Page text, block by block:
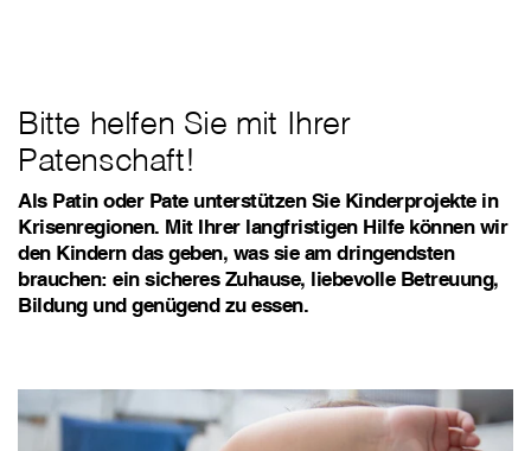
Bitte helfen Sie mit Ihrer
Patenschaft!
Als Patin oder Pate unterstützen Sie Kinderprojekte in
Krisenregionen. Mit Ihrer langfristigen Hilfe können wir
den Kindern das geben, was sie am dringendsten
brauchen: ein sicheres Zuhause, liebevolle Betreuung,
Bildung und genügend zu essen.